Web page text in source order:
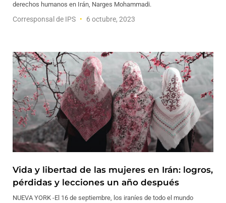
derechos humanos en Irán, Narges Mohammadi.
Corresponsal de IPS 6 octubre, 2023
Vida y libertad de las mujeres en Irán: logros,
pérdidas y lecciones un año después
NUEVA YORK -El 16 de septiembre, los iraníes de todo el mundo